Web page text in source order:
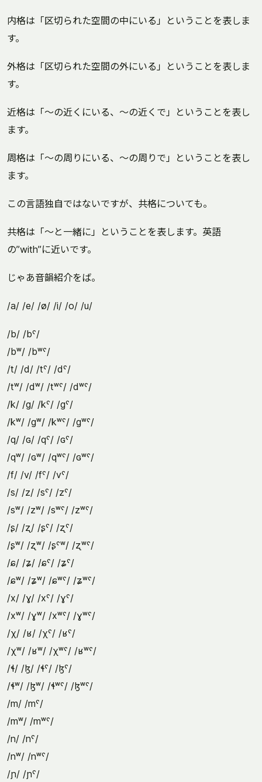
内格は「区切られた空間の中にいる」ということを表しま
す。
外格は「区切られた空間の外にいる」ということを表しま
す。
近格は「〜の近くにいる、〜の近くで」ということを表し
ます。
周格は「〜の周りにいる、〜の周りで」ということを表し
ます。
この言語独自ではないですが、共格についても。
共格は「〜と一緒に」ということを表します。英語
の”with”に近いです。
じゃあ音韻紹介をば。
/a/ /e/ /ø/ /i/ /o/ /u/
/b/ /bˤ/
/bʷ/ /bʷˤ/
/t/ /d/ /tˤ/ /dˤ/
/tʷ/ /dʷ/ /tʷˤ/ /dʷˤ/
/k/ /g/ /kˤ/ /gˤ/
/kʷ/ /gʷ/ /kʷˤ/ /gʷˤ/
/q/ /ɢ/ /qˤ/ /ɢˤ/
/qʷ/ /ɢʷ/ /qʷˤ/ /ɢʷˤ/
/f/ /v/ /fˤ/ /vˤ/
/s/ /z/ /sˤ/ /zˤ/
/sʷ/ /zʷ/ /sʷˤ/ /zʷˤ/
/ʂ/ /ʐ/ /ʂˤ/ /ʐˤ/
/ʂʷ/ /ʐʷ/ /ʂˤʷ/ /ʐʷˤ/
/ɕ/ /ʑ/ /ɕˤ/ /ʑˤ/
/ɕʷ/ /ʑʷ/ /ɕʷˤ/ /ʑʷˤ/
/x/ /ɣ/ /xˤ/ /ɣˤ/
/xʷ/ /ɣʷ/ /xʷˤ/ /ɣʷˤ/
/χ/ /ʁ/ /χˤ/ /ʁˤ/
/χʷ/ /ʁʷ/ /χʷˤ/ /ʁʷˤ/
/ɬ/ /ɮ/ /ɬˤ/ /ɮˤ/
/ɬʷ/ /ɮʷ/ /ɬʷˤ/ /ɮʷˤ/
/m/ /mˤ/
/mʷ/ /mʷˤ/
/n/ /nˤ/
/nʷ/ /nʷˤ/
/ɲ/ /ɲˤ/